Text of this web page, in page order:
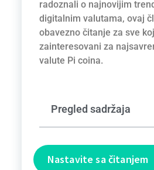
radoznali o najnovijim
digitalnim valutama, ovaj
obavezno čitanje za sve
zainteresovani za
valute Pi coina.
Pregled sadržaja
Nastavite sa čitanjem